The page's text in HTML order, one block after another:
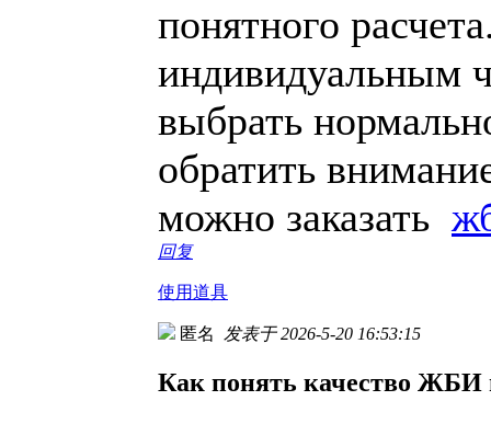
понятного
индивидуальным
выбрать
обратить
можно заказать
回复
使用道具
匿名 发表于 2026-5-20 16:53:15
Как понять качество ЖБИ